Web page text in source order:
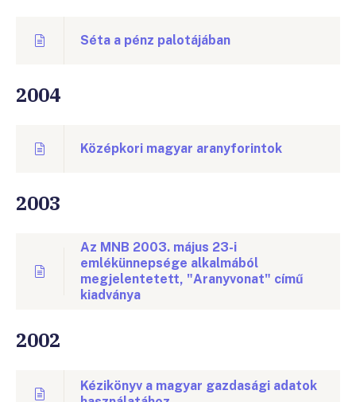
Séta a pénz palotájában
2004
Középkori magyar aranyforintok
2003
Az MNB 2003. május 23-i
emlékünnepsége alkalmából
megjelentetett, "Aranyvonat" című
kiadványa
2002
Kézikönyv a magyar gazdasági adatok